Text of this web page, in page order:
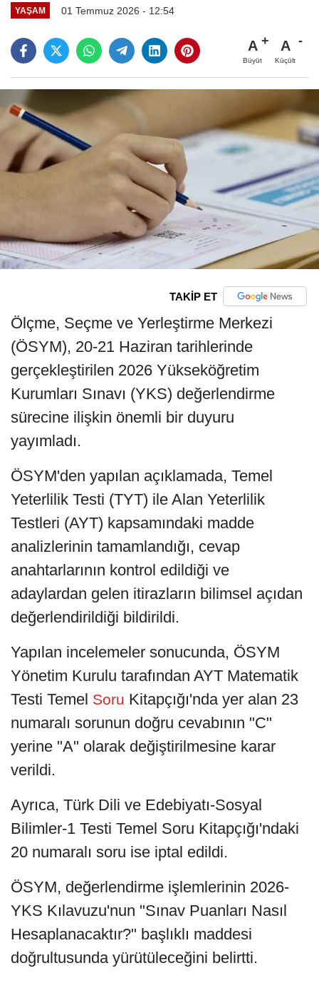
YAŞAM 01 Temmuz 2026 - 12:54
A
Büyüt
A
Küçült
TAKİP ET
Ölçme, Seçme ve Yerleştirme Merkezi
(ÖSYM), 20-21 Haziran tarihlerinde
gerçekleştirilen 2026 Yükseköğretim
Kurumları Sınavı (YKS) değerlendirme
sürecine ilişkin önemli bir duyuru
yayımladı.
ÖSYM'den yapılan açıklamada, Temel
Yeterlilik Testi (TYT) ile Alan Yeterlilik
Testleri (AYT) kapsamındaki madde
analizlerinin tamamlandığı, cevap
anahtarlarının kontrol edildiği ve
adaylardan gelen itirazların bilimsel açıdan
değerlendirildiği bildirildi.
Yapılan incelemeler sonucunda, ÖSYM
Yönetim Kurulu tarafından AYT Matematik
Testi Temel Soru Kitapçığı'nda yer alan 23
numaralı sorunun doğru cevabının "C"
yerine "A" olarak değiştirilmesine karar
verildi.
Ayrıca, Türk Dili ve Edebiyatı-Sosyal
Bilimler-1 Testi Temel Soru Kitapçığı'ndaki
20 numaralı soru ise iptal edildi.
ÖSYM, değerlendirme işlemlerinin 2026-
YKS Kılavuzu'nun "Sınav Puanları Nasıl
Hesaplanacaktır?" başlıklı maddesi
doğrultusunda yürütüleceğini belirtti.